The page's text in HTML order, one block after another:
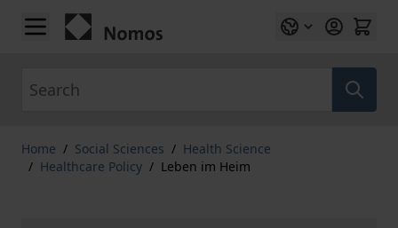
Skip to Content
Home / Social Sciences / Health Science
/ Healthcare Policy / Leben im Heim